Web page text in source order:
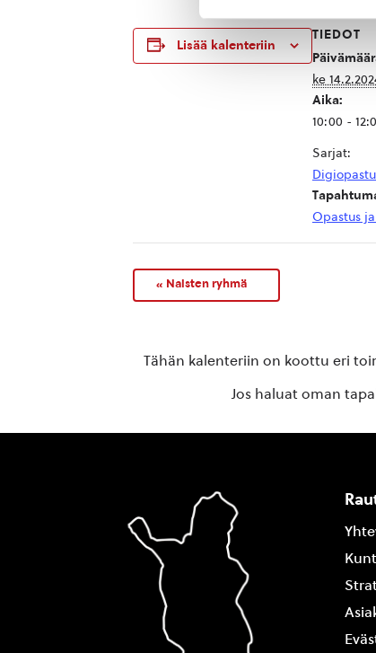
Lisää kalenteriin
TIEDOT
ke
Aika:
10:00 -
Sarjat:
Opastus
« Naisten ryhmä
Tähän kalenteriin on koottu eri
Jos haluat oman